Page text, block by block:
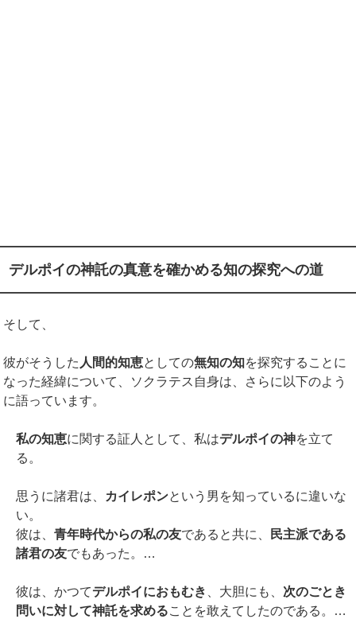
デルポイの神託の真意を確かめる知の探究への道
そして、
彼がそうした 人間的知恵としての無知の知 を探究することに
なった経緯について、ソクラテス自身は、さらに以下のよう
に語っています。
私の知恵に関する証人として、私はデルポイの神を立て
る。
思うに諸君は、 カイレポンという男を知っているに違いな
い。
彼は、青年時代からの私の友であると共に、
民主派である
諸君の友でもあった。…
彼は、かつてデルポイにおもむき 、大胆にも、 次のごとき
問いに対して神託を求めることを敢えてしたのである。…